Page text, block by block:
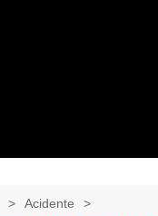
Acidente